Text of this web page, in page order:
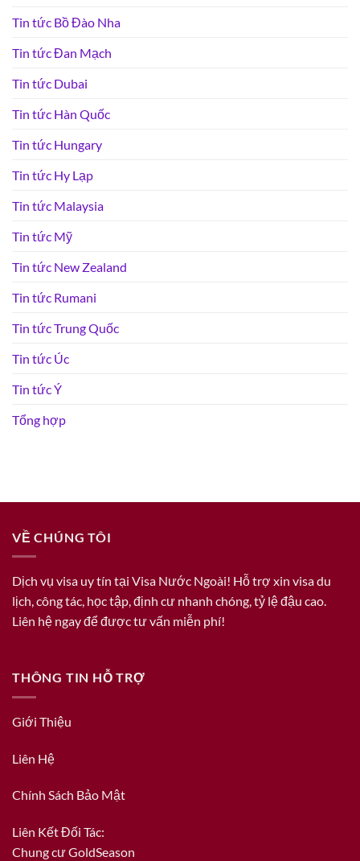
Tin tức Bồ Đào Nha
Tin tức Đan Mạch
Tin tức Dubai
Tin tức Hàn Quốc
Tin tức Hungary
Tin tức Hy Lạp
Tin tức Malaysia
Tin tức Mỹ
Tin tức New Zealand
Tin tức Rumani
Tin tức Trung Quốc
Tin tức Úc
Tin tức Ý
Tổng hợp
VỀ CHÚNG TÔI
Dịch vụ visa uy tín tại Visa Nước Ngoài! Hỗ trợ xin visa du
lịch, công tác, học tập, định cư nhanh chóng, tỷ lệ đậu cao.
Liên hệ ngay để được tư vấn miễn phí!
THÔNG TIN HỖ TRỢ
Giới Thiệu
Liên Hệ
Chính Sách Bảo Mật
Liên Kết Đối Tác:
Chung cư GoldSeason